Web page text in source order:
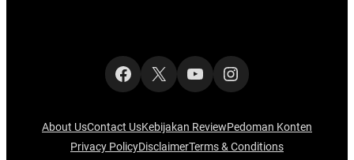
Facebook
X YouTubeInstagram
About UsContact UsKebijakan ReviewPedoman Konten
Privacy PolicyDisclaimerTerms & Conditions